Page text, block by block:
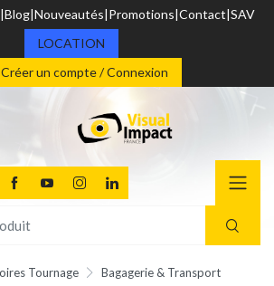
Blog Nouveautés Promotions Contact SAV
LOCATION
Créer un compte / Connexion
Tournage
Bagagerie & Transport